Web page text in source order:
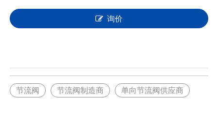
询价
节流阀 节流阀制造商 单向节流阀供应商